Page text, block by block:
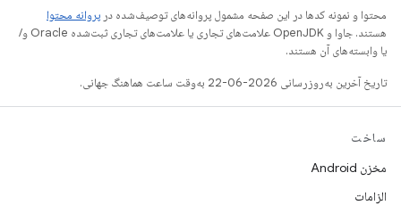
محتوا و نمونه کدها در این صفحه مشمول پروانه‌های توصیف‌شده در پروانه محتوا
هستند. جاوا و OpenJDK علامت‌های تجاری یا علامت‌های تجاری ثبت‌شده Oracle و/
یا وابسته‌های آن هستند.
تاریخ آخرین به‌روزرسانی 2026-06-22 به‌وقت ساعت هماهنگ جهانی.
ساخت
مخزن Android
الزامات